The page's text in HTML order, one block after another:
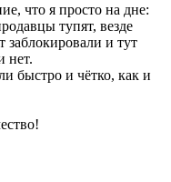
что я просто на дне:
тупят, везде
заблокировали и тут
нет.
быстро и чётко, как и